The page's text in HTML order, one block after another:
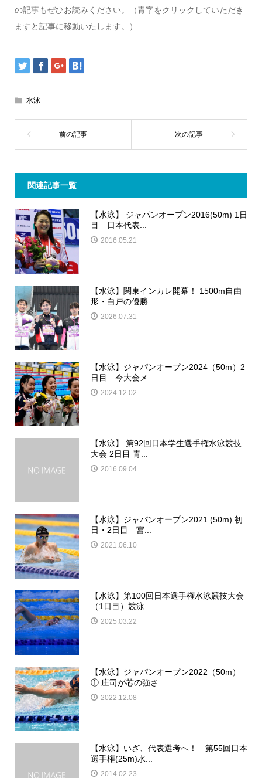
の記事もぜひお読みください。（青字をクリックしていただき
ますと記事に移動いたします。）
水泳
関連記事一覧
【水泳】 ジャパンオープン2016(50m) 1日
目 日本代表...
2016.05.21
【水泳】関東インカレ開幕！ 1500m自由
形・白戸の優勝...
2026.07.31
【水泳】ジャパンオープン2024（50m）2
日目 今大会メ...
2024.12.02
【水泳】 第92回日本学生選手権水泳競技
大会 2日目 青...
2016.09.04
【水泳】ジャパンオープン2021 (50m) 初
日・2日目 宮...
2021.06.10
【水泳】第100回日本選手権水泳競技大会
（1日目）競泳...
2025.03.22
【水泳】ジャパンオープン2022（50m）
① 庄司が芯の強さ...
2022.12.08
【水泳】いざ、代表選考へ！ 第55回日本
選手権(25m)水...
2014.02.23